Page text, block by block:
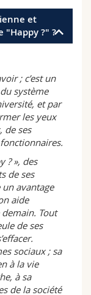
et
"Happy ?" ?
; c’est un
système
et par
les yeux
de ses
? », des
de ses
avantage
aide
Tout
de ses
sociaux ; sa
à la vie
à sa
de la société